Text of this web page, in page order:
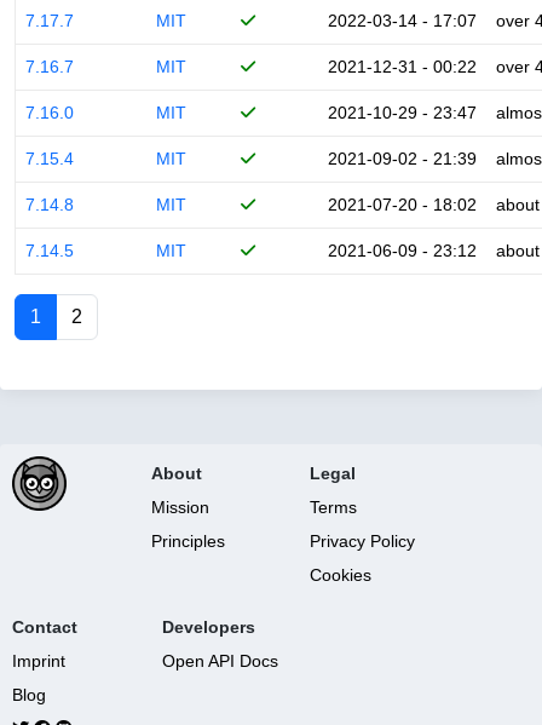
7.17.7 MIT 2022-03-14 - 17:07 over
7.16.7 MIT 2021-12-31 - 00:22 over
7.16.0 MIT 2021-10-29 - 23:47
7.15.4 MIT 2021-09-02 - 21:39
7.14.8 MIT 2021-07-20 - 18:02
7.14.5 MIT 2021-06-09 - 23:12
1 2
About
Mission
Principles
Legal
Terms
Privacy Policy
Cookies
Contact
Imprint
Blog
Developers
Open API Docs